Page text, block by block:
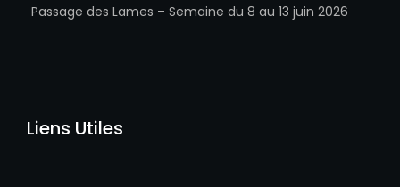
Passage des Lames – Semaine du 8 au 13 juin 2026
Liens Utiles